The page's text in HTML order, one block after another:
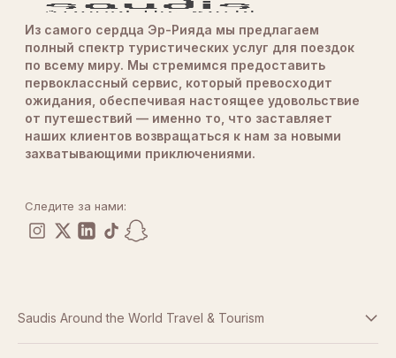
Из самого сердца Эр-Рияда мы предлагаем
полный спектр туристических услуг для поездок
по всему миру. Мы стремимся предоставить
первоклассный сервис, который превосходит
ожидания, обеспечивая настоящее удовольствие
от путешествий — именно то, что заставляет
наших клиентов возвращаться к нам за новыми
захватывающими приключениями.
Следите за нами:
Saudis Around the World Travel & Tourism